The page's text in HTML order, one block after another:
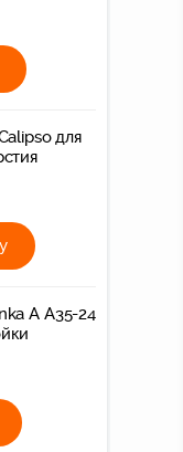
для
A A35-24